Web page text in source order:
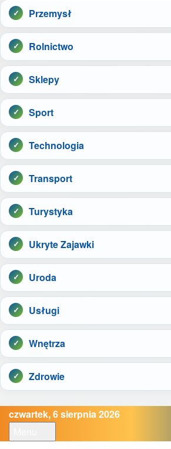
Przemysł
Rolnictwo
Sklepy
Sport
Technologia
Transport
Turystyka
Ukryte Zajawki
Uroda
Usługi
Wnętrza
Zdrowie
czwartek, 6 sierpnia 2026